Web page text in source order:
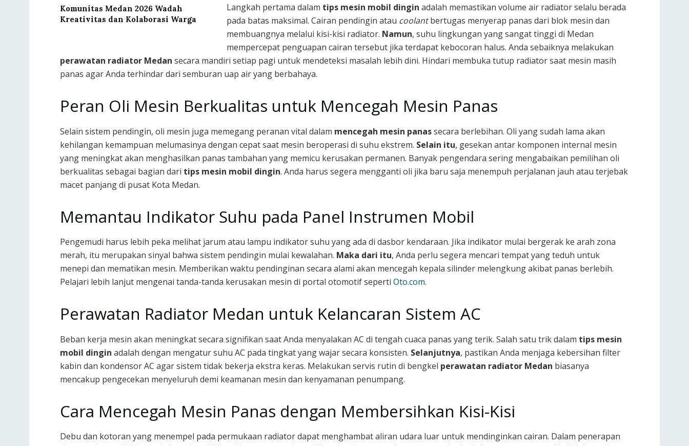
Komunitas Medan 2026 Wadah
Kreativitas dan Kolaborasi Warga
Langkah pertama dalam tips mesin mobil dingin adalah memastikan volume air radiator selalu berada
pada batas maksimal. Cairan pendingin atau coolantbertugas menyerap panas dari blok mesin dan
membuangnya melalui kisi-kisi radiator. Namun, suhu lingkungan yang sangat tinggi di Medan
mempercepat penguapan cairan tersebut jika terdapat kebocoran halus. Anda sebaiknya melakukan
perawatan radiator Medan secara mandiri setiap pagi untuk mendeteksi masalah lebih dini. Hindari membuka tutup radiator saat mesin masih
panas agar Anda terhindar dari semburan uap air yang berbahaya.
Peran Oli Mesin Berkualitas untuk Mencegah Mesin Panas
Selain sistem pendingin, oli mesin juga memegang peranan vital dalam mencegah mesin panassecara berlebihan. Oli yang sudah lama akan
kehilangan kemampuan melumasinya dengan cepat saat mesin beroperasi di suhu ekstrem. Selain itu, gesekan antar komponen internal mesin
yang meningkat akan menghasilkan panas tambahan yang memicu kerusakan permanen. Banyak pengendara sering mengabaikan pemilihan oli
berkualitas sebagai bagian dari tips mesin mobil dingin. Anda harus segera mengganti oli jika baru saja menempuh perjalanan jauh atau terjebak
macet panjang di pusat Kota Medan.
Memantau Indikator Suhu pada Panel Instrumen Mobil
Pengemudi harus lebih peka melihat jarum atau lampu indikator suhu yang ada di dasbor kendaraan. Jika indikator mulai bergerak ke arah zona
merah, itu merupakan sinyal bahwa sistem pendingin mulai kewalahan. Maka dari itu, Anda perlu segera mencari tempat yang teduh untuk
menepi dan mematikan mesin. Memberikan waktu pendinginan secara alami akan mencegah kepala silinder melengkung akibat panas berlebih.
Pelajari lebih lanjut mengenai tanda-tanda kerusakan mesin di portal otomotif seperti Oto.com.
Perawatan Radiator Medan untuk Kelancaran Sistem AC
Beban kerja mesin akan meningkat secara signifikan saat Anda menyalakan AC di tengah cuaca panas yang terik. Salah satu trik dalam tips mesin
mobil dingin adalah dengan mengatur suhu AC pada tingkat yang wajar secara konsisten. Selanjutnya, pastikan Anda menjaga kebersihan filter
kabin dan kondensor AC agar sistem tidak bekerja ekstra keras. Melakukan servis rutin di bengkel perawatan radiator Medan biasanya
mencakup pengecekan menyeluruh demi keamanan mesin dan kenyamanan penumpang.
Cara Mencegah Mesin Panas dengan Membersihkan Kisi-Kisi
Debu dan kotoran yang menempel pada permukaan radiator dapat menghambat aliran udara luar untuk mendinginkan cairan. Dalam penerapan